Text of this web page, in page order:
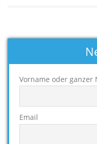
Vorname oder ganzer
Email